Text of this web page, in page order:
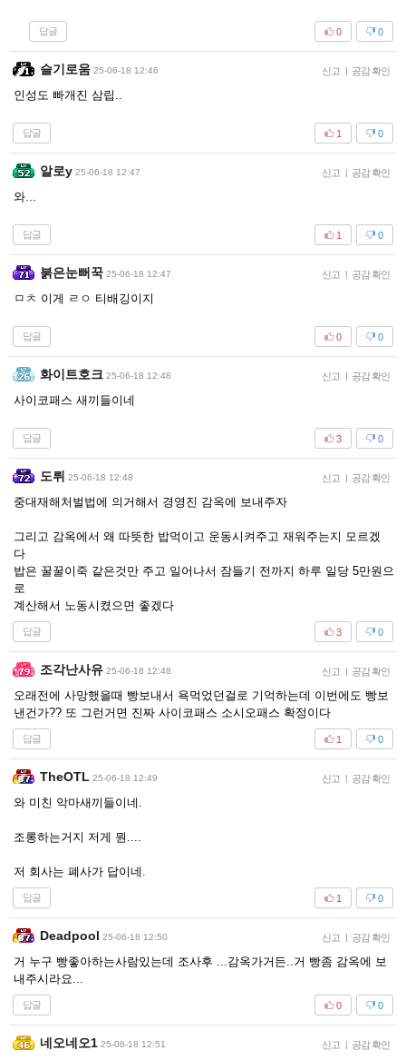
답글 0
0
슬기로움 25-06-18 12:46 신고 | 공감 확인
인성도 빠개진 삼립..
답글 0
1
알로y 25-06-18 12:47 신고 | 공감 확인
와...
답글 0
1
붉은눈뻐꾹 25-06-18 12:47 신고 | 공감 확인
ㅁㅊ 이게 ㄹㅇ 티배깅이지
답글 0
0
화이트호크 25-06-18 12:48 신고 | 공감 확인
사이코패스 새끼들이네
답글 0
3
도뤼 25-06-18 12:48 신고 | 공감 확인
중대재해처벌법에 의거해서 경영진 감옥에 보내주자
그리고 감옥에서 왜 따뜻한 밥먹이고 운동시켜주고 재워주는지 모르겠
다
밥은 꿀꿀이죽 같은것만 주고 일어나서 잠들기 전까지 하루 일당 5만원으
로
계산해서 노동시켰으면 좋겠다
답글 0
3
조각난사유 25-06-18 12:48 신고 | 공감 확인
오래전에 사망했을때 빵보내서 욕먹었던걸로 기억하는데 이번에도 빵보
낸건가?? 또 그런거면 진짜 사이코패스 소시오패스 확정이다
답글 0
1
TheOTL 25-06-18 12:49 신고 | 공감 확인
와 미친 악마새끼들이네.
조롱하는거지 저게 뭔....
저 회사는 폐사가 답이네.
답글 0
1
Deadpool 25-06-18 12:50 신고 | 공감 확인
거 누구 빵좋아하는사람있는데 조사후 ...감옥가거든..거 빵좀 감옥에 보
내주시라요...
답글 0
0
네오네오1 25-06-18 12:51 신고 | 공감 확인